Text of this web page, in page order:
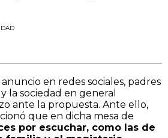
en redes sociales, padres
la sociedad en general
ante la propuesta. Ante ello,
que en dicha mesa de
por escuchar, como las de